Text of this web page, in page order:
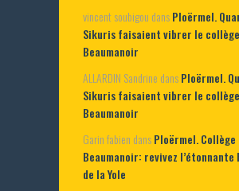
vincent soubigou dansPloërmel.
Sikuris faisaient vibrer le collège
Beaumanoir
ALLARDIN Sandrine dansPloërmel.
Sikuris faisaient vibrer le collège
Beaumanoir
Garin fabien dansPloërmel. Collège
Beaumanoir: revivez
de la Yole